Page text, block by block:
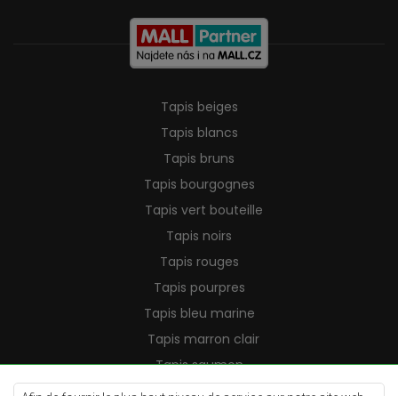
Tapis beiges
Tapis blancs
Tapis bruns
Tapis bourgognes
Tapis vert bouteille
Tapis noirs
Tapis rouges
Tapis pourpres
Tapis bleu marine
Tapis marron clair
Tapis saumon
Tapis crème